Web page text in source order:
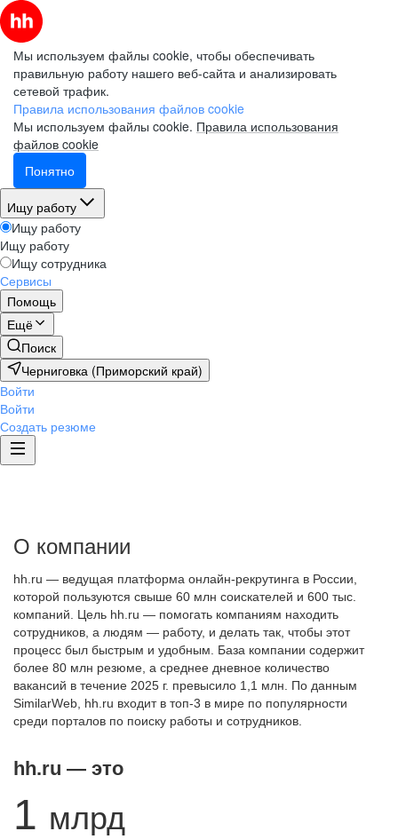
Мы используем файлы cookie, чтобы обеспечивать
правильную работу нашего веб-сайта и анализировать
сетевой трафик.
Правила использования файлов cookie
Мы используем файлы cookie. Правила использования
файлов cookie
Понятно
Ищу работу
Ищу работу
Ищу работу
Ищу сотрудника
Сервисы
Помощь
Ещё
Поиск
Черниговка (Приморский край)
Войти
Войти
Создать резюме
О компании
hh.ru — ведущая платформа онлайн-рекрутинга в России,
которой пользуются свыше 60 млн соискателей и 600 тыс.
компаний. Цель hh.ru — помогать компаниям находить
сотрудников, а людям — работу, и делать так, чтобы этот
процесс был быстрым и удобным. База компании содержит
более 80 млн резюме, а среднее дневное количество
вакансий в течение 2025 г. превысило 1,1 млн. По данным
SimilarWeb, hh.ru входит в топ-3 в мире по популярности
среди порталов по поиску работы и сотрудников.
hh.ru — это
1 млрд